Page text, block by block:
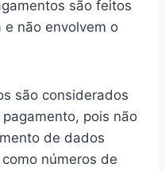
são feitos
não envolvem o
são considerados
pois não
de dados
números de